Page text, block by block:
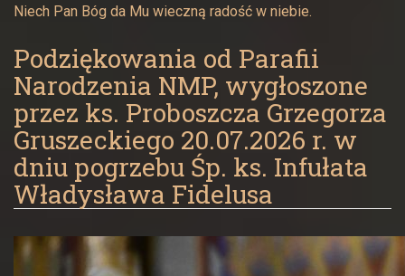
Niech Pan Bóg da Mu wieczną radość w niebie.
Podziękowania od Parafii
Narodzenia NMP, wygłoszone
przez ks. Proboszcza Grzegorza
Gruszeckiego 20.07.2026 r. w
dniu pogrzebu Śp. ks. Infułata
Władysława Fidelusa